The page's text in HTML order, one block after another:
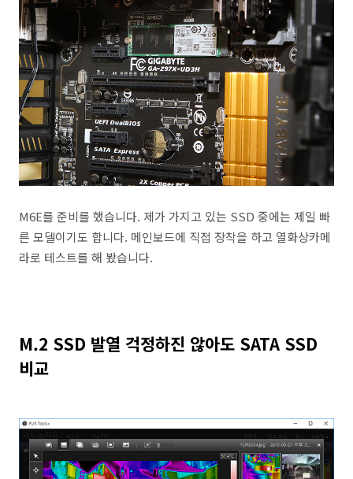
M6E를 준비를 했습니다. 제가 가지고 있는 SSD 중에는 제일 빠
른 모델이기도 합니다. 메인보드에 직접 장착을 하고 열화상카메
라로 테스트를 해 봤습니다.
M.2 SSD 발열 걱정하진 않아도 SATA SSD
비교